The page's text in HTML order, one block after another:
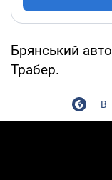
Брянський
Трабер.